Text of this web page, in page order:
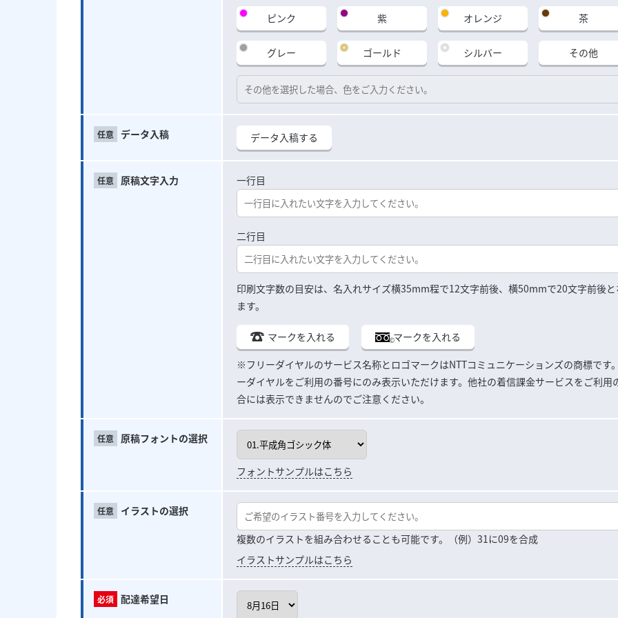
ピンク 紫 オレンジ 茶
グレー ゴールド シルバー その他
データ入稿 データ入稿する
原稿文字入力 一行目
二行目
印刷文字数の目安は、名入れサイズ横35mm程で12文字前後、横50mmで20文字前後
ます。
マークを入れる
マークを入れる
※フリーダイヤルのサービス名称とロゴマークはNTTコミュニケーションズの商標です
ーダイヤルをご利用の番号にのみ表示いただけます。他社の着信課金サービスをご利用
合には表示できませんのでご注意ください。
原稿フォントの選択
フォントサンプルはこちら
イラストの選択
複数のイラストを組み合わせることも可能です。
（例）31に09を合成
イラストサンプルはこちら
配達希望日